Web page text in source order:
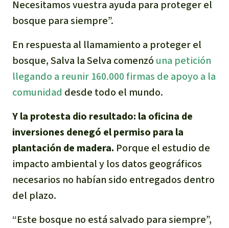
Bioenergía
Agua
Metales
Agrotoxicos
Aceite de palma
REDD
Indígena
Contacto
Italiano
Português
Indonesia
Necesitamos vuestra ayuda para proteger el
bosque para siempre”.
En respuesta al llamamiento a proteger el
bosque, Salva la Selva comenzó una petición
llegando a reunir 160.000 firmas de apoyo a la
comunidad desde todo el mundo.
Y la protesta dio resultado: la oficina de
inversiones denegó el permiso para la
plantación de madera. Porque el estudio de
impacto ambiental y los datos geográficos
necesarios no habían sido entregados dentro
del plazo.
“Este bosque no está salvado para siempre”,